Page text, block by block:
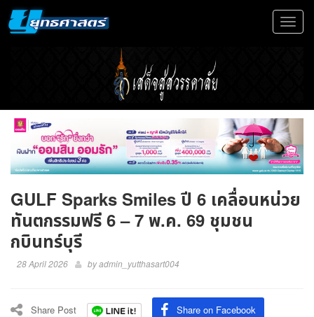
Toggle
GULF Sparks Smiles ปี 6 เคลื่อนหน่วย
ทันตกรรมฟรี 6 – 7 พ.ค. 69 ชุมชน
กบินทร์บุรี
28 April 2026 byadmin_yutthasart004
Share Post Share on Facebook